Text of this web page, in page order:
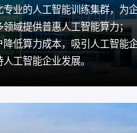
专业的人工智能训练集群，为
领域提供普惠人工智能算力；
降低算力成本，吸引人工智能
工智能企业发展。